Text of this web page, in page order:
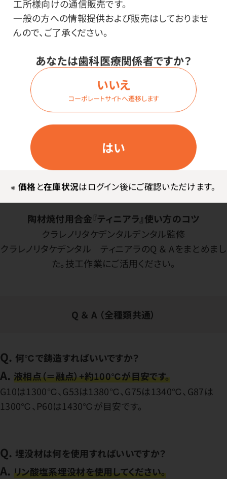
工所様向けの通信販売です。
一般の方への情報提供および販売はしておりませ
んので、ご了承ください。
あなたは歯科医療関係者ですか？
はい
いいえ
コーポレートサイトへ遷移します
※ 価格と在庫状況はログイン後にご確認いただけます。
認証番号：223AFBZX00175000
使用上の注意
※ティアラG53から商品名のみ変更しました。物性は変わ
りません。同じ型番であれば従来品と混ぜてご使用いた
だけます。
※価格は貴金属相場に応じて随時改定します。
※価格はログイン後表示されます。またはP.D.R.ご注文
デスク（0120-108648）にお問い合わせください。
※時価商品の返品・交換はできません。
陶材焼付用合金『ティニアラ』使い方のコツ
クラレノリタケデンタルデンタル監修
クラレノリタケデンタル ティニアラのQ ＆ Aをまとめまし
た。技工作業にご活用ください。
Q ＆ A （全種類共通）
Q. 何℃で鋳造すればいいですか？
A. 液相点（＝融点）+約100℃が目安です。
G10は1300℃、G53は1380℃、G75は1340℃、G87は
1300℃、P60は1430℃が目安です。
Q. 埋没材は何を使用すればいいですか？
A. リン酸塩系埋没材を使用してください。